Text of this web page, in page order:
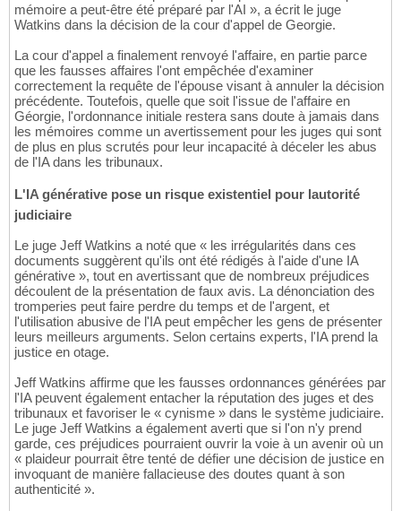
mémoire a peut-être été préparé par l'AI », a écrit le juge
Watkins dans la décision de la cour d'appel de Georgie.
La cour d'appel a finalement renvoyé l'affaire, en partie parce
que les fausses affaires l'ont empêchée d'examiner
correctement la requête de l'épouse visant à annuler la décision
précédente. Toutefois, quelle que soit l'issue de l'affaire en
Géorgie, l'ordonnance initiale restera sans doute à jamais dans
les mémoires comme un avertissement pour les juges qui sont
de plus en plus scrutés pour leur incapacité à déceler les abus
de l'IA dans les tribunaux.
L'IA générative pose un risque existentiel pour lautorité
judiciaire
Le juge Jeff Watkins a noté que « les irrégularités dans ces
documents suggèrent qu'ils ont été rédigés à l'aide d'une IA
générative », tout en avertissant que de nombreux préjudices
découlent de la présentation de faux avis. La dénonciation des
tromperies peut faire perdre du temps et de l'argent, et
l'utilisation abusive de l'IA peut empêcher les gens de présenter
leurs meilleurs arguments. Selon certains experts, l'IA prend la
justice en otage.
Jeff Watkins affirme que les fausses ordonnances générées par
l'IA peuvent également entacher la réputation des juges et des
tribunaux et favoriser le « cynisme » dans le système judiciaire.
Le juge Jeff Watkins a également averti que si l'on n'y prend
garde, ces préjudices pourraient ouvrir la voie à un avenir où un
« plaideur pourrait être tenté de défier une décision de justice en
invoquant de manière fallacieuse des doutes quant à son
authenticité ».